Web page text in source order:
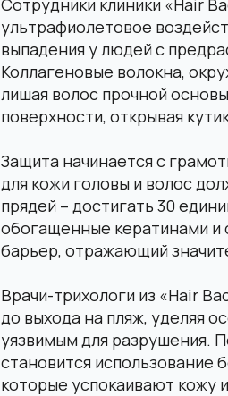
Сотрудники клиники «Hair
ультрафиолетовое
выпадения у людей с
Коллагеновые волокна,
лишая волос прочной
поверхности, открывая
Защита начинается с
для кожи головы и волос
прядей – достигать 30
обогащенные кератинами и
барьер, отражающий
Врачи-трихологи из «Hair
до выхода на пляж, уделяя
уязвимым для разрушения.
становится использование
которые успокаивают кожу